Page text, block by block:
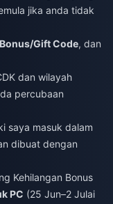
jika anda tidak
Gift Code, dan
dan wilayah
percubaan
saya masuk dalam
dibuat dengan
Kehilangan Bonus
PC (25 Jun–2 Julai